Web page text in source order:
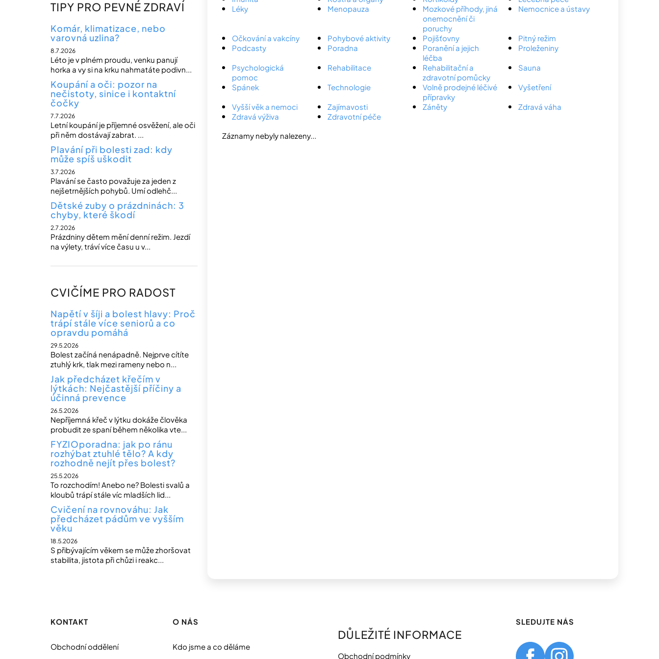
TIPY PRO PEVNÉ ZDRAVÍ
Komár, klimatizace, nebo
varovná uzlina?
8.7.2026
Léto je v plném proudu, venku panují
horka a vy si na krku nahmatáte podivn...
Koupání a oči: pozor na
nečistoty, sinice i kontaktní
čočky
7.7.2026
Letní koupání je příjemné osvěžení, ale oči
při něm dostávají zabrat. ...
Plavání při bolesti zad: kdy
může spíš uškodit
3.7.2026
Plavání se často považuje za jeden z
nejšetrnějších pohybů. Umí odlehč...
Dětské zuby o prázdninách: 3
chyby, které škodí
2.7.2026
Prázdniny dětem mění denní režim. Jezdí
na výlety, tráví více času u v...
CVIČÍME PRO RADOST
Napětí v šíji a bolest hlavy: Proč
trápí stále více seniorů a co
opravdu pomáhá
29.5.2026
Bolest začíná nenápadně. Nejprve cítíte
ztuhlý krk, tlak mezi rameny nebo n...
Jak předcházet křečím v
lýtkách: Nejčastější příčiny a
účinná prevence
26.5.2026
Nepříjemná křeč v lýtku dokáže člověka
probudit ze spaní během několika vte...
FYZIOporadna: jak po ránu
rozhýbat ztuhlé tělo? A kdy
rozhodně nejít přes bolest?
25.5.2026
To rozchodím! Anebo ne? Bolesti svalů a
kloubů trápí stále víc mladších lid...
Cvičení na rovnováhu: Jak
předcházet pádům ve vyšším
věku
18.5.2026
S přibývajícím věkem se může zhoršovat
stabilita, jistota při chůzi i reakc...
Léky
Menopauza
Mozkové příhody, jiná
onemocnění či
poruchy
Nemocnice a ústavy
Očkování a vakcíny Pohybové aktivity Pojišťovny
Pitný režim
Podcasty
Poradna
Poranění a jejich
léčba
Proleženiny
Psychologická
pomoc
Rehabilitace
Rehabilitační a
zdravotní pomůcky
Sauna
Spánek Technologie
Volně prodejné léčivé
přípravky
Vyšetření
Vyšší věk a nemoci Zajímavosti Záněty
Zdravá váha
Zdravá výživa
Zdravotní péče
Záznamy nebyly nalezeny...
KONTAKT
Obchodní oddělení
O NÁS
Kdo jsme a co děláme
DŮLEŽITÉ INFORMACE
Obchodní podmínky
SLEDUJTE NÁS